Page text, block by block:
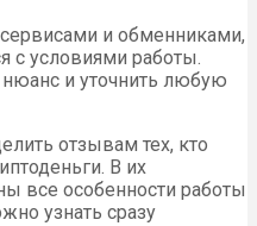
и обменниками,
с условиями работы.
и уточнить любую
отзывам тех, кто
В их
все особенности работы
узнать сразу